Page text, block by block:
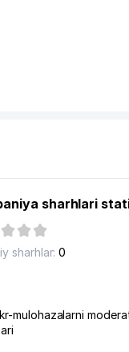
sharhlari
sharhlar: 0
mulohazalarni